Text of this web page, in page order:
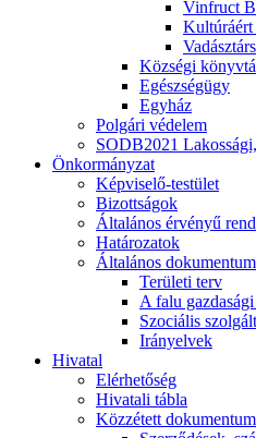
Vinfruct
Kultúráért
Községi
Egészségügy
Egyház
Polgári védelem
SODB2021
Önkormányzat
Képviselő-testület
Bizottságok
Általános érvényű
Határozatok
Általános
Területi terv
A falu
Szociális
Irányelvek
Hivatal
Elérhetőség
Hivatali tábla
Közzétett